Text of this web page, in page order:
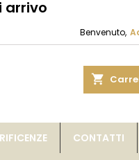
arrivo
Benvenuto,
shopping_cart
CONTATTI